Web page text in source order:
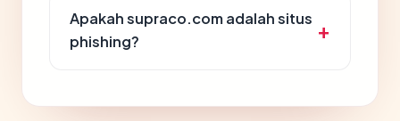
Apakah supraco.com adalah situs
phishing?